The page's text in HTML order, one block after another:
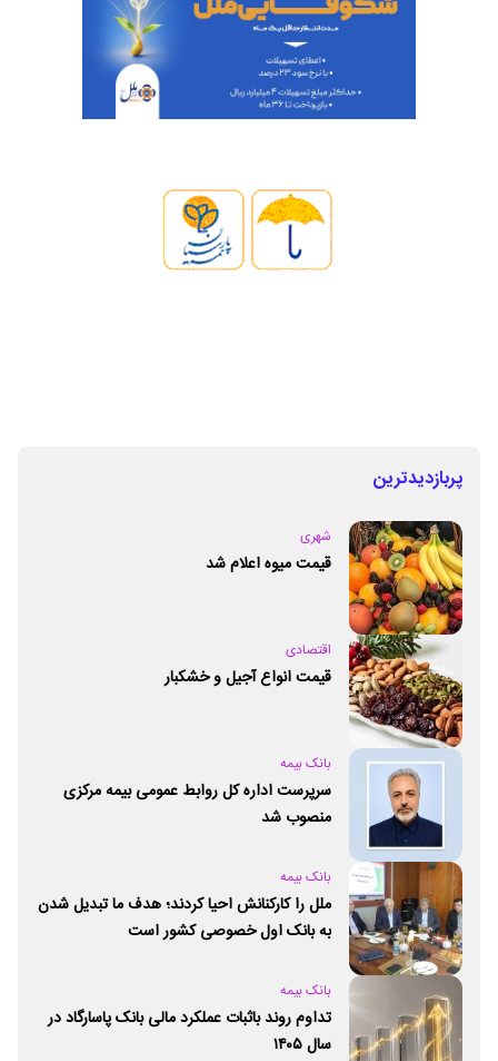
پربازدیدترین
شهری
قیمت میوه اعلام شد
اقتصادی
قیمت انواع آجیل و خشکبار
بانک بیمه
سرپرست اداره کل روابط عمومی بیمه مرکزی
منصوب شد
بانک بیمه
ملل را کارکنانش احیا کردند؛ هدف ما تبدیل شدن
به بانک اول خصوصی کشور است
بانک بیمه
تداوم روند باثبات عملکرد مالی بانک پاسارگاد در
سال ۱۴۰۵